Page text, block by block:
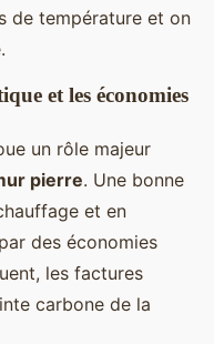
de température et on
et les économies
un rôle majeur
pierre. Une bonne
et en
des économies
les factures
carbone de la